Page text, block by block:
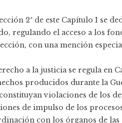
2ª de este Capítulo I se
regulando el acceso a los
con una mención
a la justicia se regula en
producidos durante la
violaciones de los
de impulso de los
con los órganos de